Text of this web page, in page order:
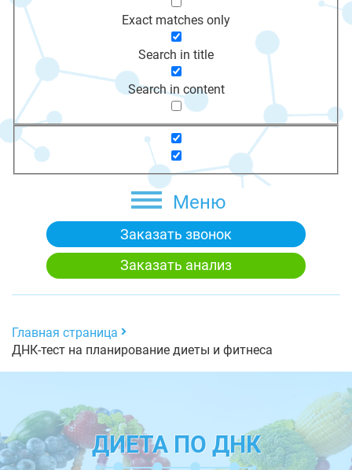
Exact matches only
Search in title
Search in content
Меню
Заказать звонок
Заказать анализ
Главная страница
ДНК-тест на планирование диеты и фитнеса
ДИЕТА ПО ДНК